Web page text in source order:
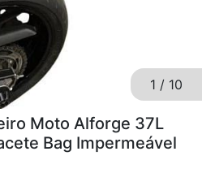
1 / 10
Moto Alforge 37L
Bag Impermeável